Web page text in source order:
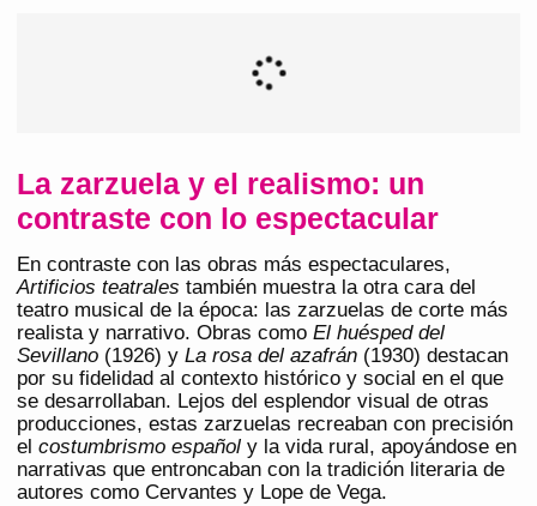
La zarzuela y el realismo: un
contraste con lo espectacular
En contraste con las obras más espectaculares,
Artificios teatrales también muestra la otra cara del
teatro musical de la época: las zarzuelas de corte más
realista y narrativo. Obras como El huésped del
Sevillano (1926) y La rosa del azafrán (1930) destacan
por su fidelidad al contexto histórico y social en el que
se desarrollaban. Lejos del esplendor visual de otras
producciones, estas zarzuelas recreaban con precisión
el costumbrismo español y la vida rural, apoyándose en
narrativas que entroncaban con la tradición literaria de
autores como Cervantes y Lope de Vega.